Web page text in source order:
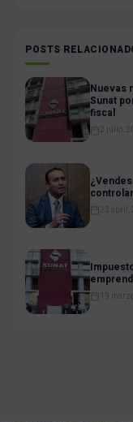
POSTS
Nuevas
Sunat
fiscal
2 julio,
23 abril,
19